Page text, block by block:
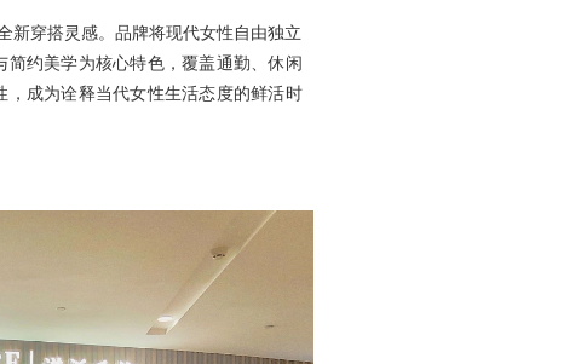
新穿搭灵感。品牌将现代女性自由独立
约美学为核心特色，覆盖通勤、休闲
成为诠释当代女性生活态度的鲜活时